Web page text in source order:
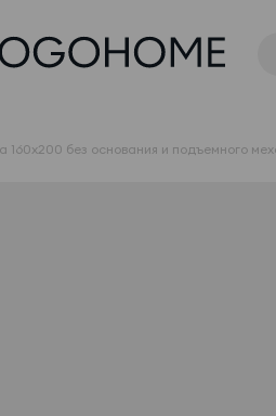
160x200 без основания и подъемного